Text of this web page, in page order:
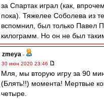
за Спартак играл (как,
пока). Тяжелее Соболева из
вспомнил, был только Павел
килограмм. Но он не был
zmeya -
30 июн 2020 23:46
Мля, мы вторую игру за 90
(Блять!!) момента! Мертвые
четыре.